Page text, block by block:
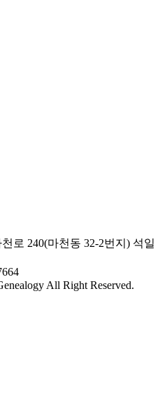
로 240(마천동 32-2번지) 석일
All Right Reserved.